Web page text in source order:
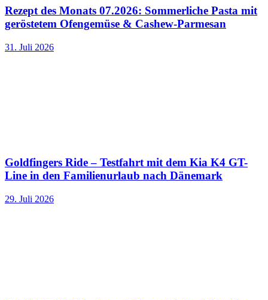
Rezept des Monats 07.2026: Sommerliche Pasta mit
geröstetem Ofengemüse & Cashew-Parmesan
31. Juli 2026
Goldfingers Ride – Testfahrt mit dem Kia K4 GT-
Line in den Familienurlaub nach Dänemark
29. Juli 2026